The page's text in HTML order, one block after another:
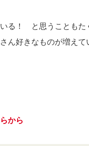
る！ と思うこともた
ん好きなものが増えて
から